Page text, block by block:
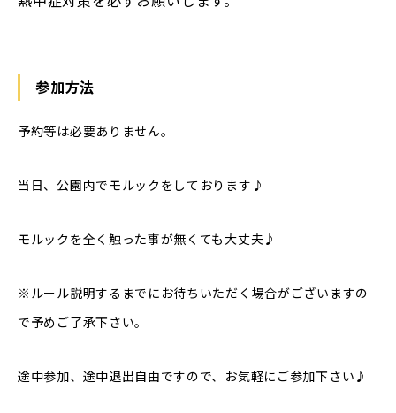
参加方法
予約等は必要ありません。
当日、公園内でモルックをしております♪
モルックを全く触った事が無くても大丈夫♪
※ルール説明するまでにお待ちいただく場合がございますの
で予めご了承下さい。
途中参加、途中退出自由ですので、お気軽にご参加下さい♪